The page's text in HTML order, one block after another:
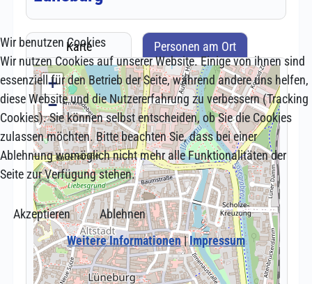
Wir benutzen Cookies
Wir nutzen Cookies auf unserer Website. Einige von ihnen sind
essenziell für den Betrieb der Seite, während andere uns helfen,
diese Website und die Nutzererfahrung zu verbessern (Tracking
Cookies). Sie können selbst entscheiden, ob Sie die Cookies
zulassen möchten. Bitte beachten Sie, dass bei einer
Ablehnung womöglich nicht mehr alle Funktionalitäten der
Seite zur Verfügung stehen.
Akzeptieren
Ablehnen
Weitere Informationen|Impressum